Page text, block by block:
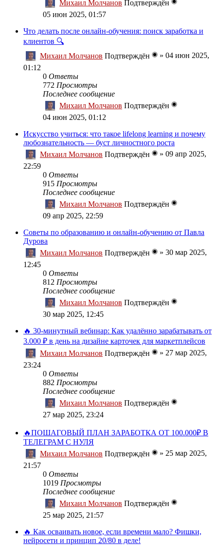
Михаил Молчанов Подтверждён
05 июн 2025, 01:57
Что делать после онлайн-обучения: поиск заработка и
клиентов 🔍
Михаил Молчанов Подтверждён » 04 июн 2025,
01:12
0 Ответы
772 Просмотры
Последнее сообщение
Михаил Молчанов Подтверждён
04 июн 2025, 01:12
Искусство учиться: что такое lifelong learning и почему
любознательность — буст личностного роста
Михаил Молчанов Подтверждён » 09 апр 2025,
22:59
0 Ответы
915 Просмотры
Последнее сообщение
Михаил Молчанов Подтверждён
09 апр 2025, 22:59
Советы по образованию и онлайн-обучению от Павла
Дурова
Михаил Молчанов Подтверждён » 30 мар 2025,
12:45
0 Ответы
812 Просмотры
Последнее сообщение
Михаил Молчанов Подтверждён
30 мар 2025, 12:45
🔥 30-минутный вебинар: Как удалённо зарабатывать от
3.000 ₽ в день на дизайне карточек для маркетплейсов
Михаил Молчанов Подтверждён » 27 мар 2025,
23:24
0 Ответы
882 Просмотры
Последнее сообщение
Михаил Молчанов Подтверждён
27 мар 2025, 23:24
🔥ПОШАГОВЫЙ ПЛАН ЗАРАБОТКА ОТ 100.000₽ В
ТЕЛЕГРАМ С НУЛЯ
Михаил Молчанов Подтверждён » 25 мар 2025,
21:57
0 Ответы
1019 Просмотры
Последнее сообщение
Михаил Молчанов Подтверждён
25 мар 2025, 21:57
🔥 Как осваивать новое, если времени мало? Фишки,
нейросети и принцип 20/80 в деле!